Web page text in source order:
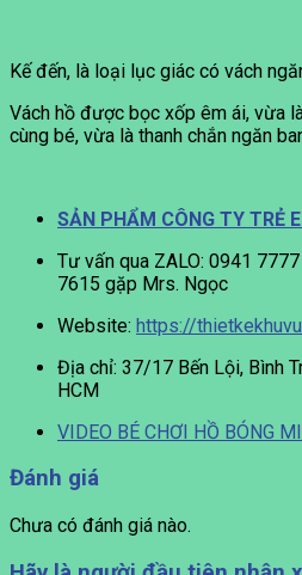
Kế đến, là loại lục giác có vách
Vách hồ được bọc xốp êm ái, vừa
cùng bé, vừa là thanh chắn ngăn
SẢN PHẨM CÔNG TY TRẺ
Tư vấn qua ZALO: 0941
7615 gặp Mrs. Ngọc
Website: https://
Địa chỉ: 37/17 Bến Lội, Bình
HCM
VIDEO BÉ CHƠI HỒ BÓNG
Đánh giá
Chưa có đánh giá nào.